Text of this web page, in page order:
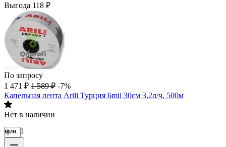
Выгода 118 ₽
По запросу
1 471 ₽ 1 589 ₽ -7%
Капельная лента Arili Турция 6mil 30см 3,2л/ч, 500м
Нет в наличии
мин. 1